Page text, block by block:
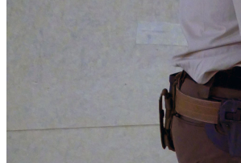
gefährlichen Situationen durch
z.B. angeschweißte Sauen, die dem Jäger
In manchen Situationen kann dabei nur eine
vertrauten Büchse eingesetzt werden. Bei den
der Schwerpunkt im jagdlichen
Präzise Schüsse mit der Büchse in
Anschlägen, Distanzen weit über 100 m